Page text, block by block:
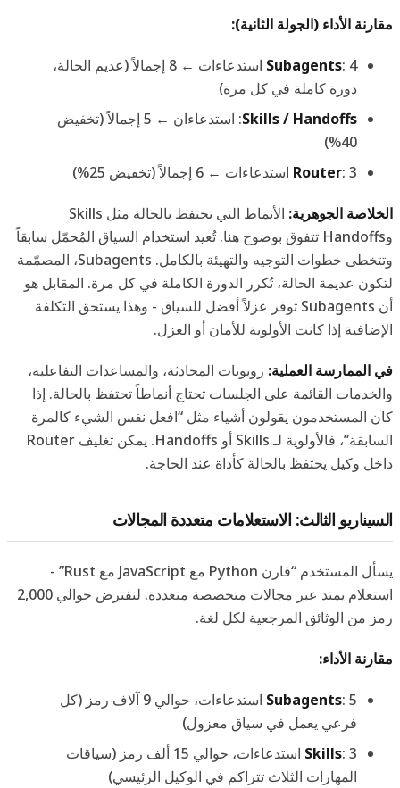
مقارنة الأداء (الجولة الثانية):
Subagents
: 4 استدعاءات ← 8 إجمالاً (عديم الحالة،
دورة كاملة في كل مرة)
Skills / Handoffs
: استدعاءان ← 5 إجمالاً (تخفيض
40%)
Router: 3 استدعاءات ← 6 إجمالاً (تخفيض 25%)
الخلاصة الجوهرية:
الأنماط التي تحتفظ بالحالة مثل Skills
وHandoffs تتفوق بوضوح هنا. تُعيد استخدام السياق المُحمّل سابقاً
وتتخطى خطوات التوجيه والتهيئة بالكامل. Subagents، المصمّمة
لتكون عديمة الحالة، تُكرر الدورة الكاملة في كل مرة. المقابل هو
أن Subagents توفر عزلاً أفضل للسياق - وهذا يستحق التكلفة
الإضافية إذا كانت الأولوية للأمان أو العزل.
في الممارسة العملية: روبوتات المحادثة، والمساعدات التفاعلية،
والخدمات القائمة على الجلسات تحتاج أنماطاً تحتفظ بالحالة. إذا
كان المستخدمون يقولون أشياء مثل “افعل نفس الشيء كالمرة
السابقة”، فالأولوية لـ Skills أو Handoffs. يمكن تغليف Router
داخل وكيل يحتفظ بالحالة كأداة عند الحاجة.
السيناريو الثالث: الاستعلامات متعددة المجالات
يسأل المستخدم “قارن Python مع JavaScript مع Rust” -
استعلام يمتد عبر مجالات متخصصة متعددة. لنفترض حوالي 2,000
رمز من الوثائق المرجعية لكل لغة.
مقارنة الأداء:
Subagents
: 5 استدعاءات، حوالي 9 آلاف رمز (كل
فرعي يعمل في سياق معزول)
Skills
: 3 استدعاءات، حوالي 15 ألف رمز (سياقات
المهارات الثلاث تتراكم في الوكيل الرئيسي)